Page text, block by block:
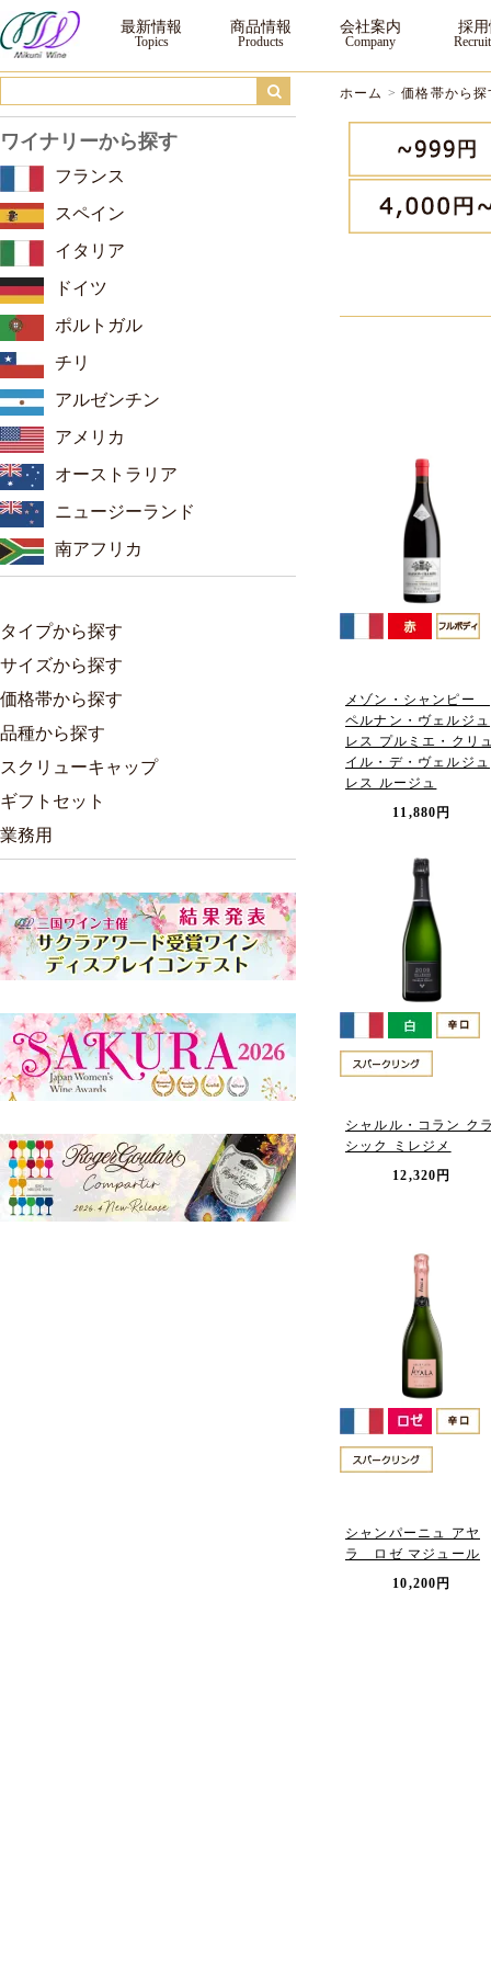
10,000円～ ｜三国ワイン
最新情報 商品情報 会社案内 採
ホーム >価格帯から探
メゾン・シャンピー
ペルナン・ヴェルジュ
レス プルミエ・クリ
イル・デ・ヴェルジュ
レス ルージュ
11,880円
シャルル・コラン ク
シック ミレジメ
12,320円
シャンパーニュ アヤ
ラ ロゼ マジュール
10,200円
ワイナリーから探す
フランス
スペイン
イタリア
ドイツ
ポルトガル
チリ
アルゼンチン
アメリカ
オーストラリア
ニュージーランド
南アフリカ
タイプから探す
サイズから探す
価格帯から探す
品種から探す
スクリューキャップ
ギフトセット
業務用